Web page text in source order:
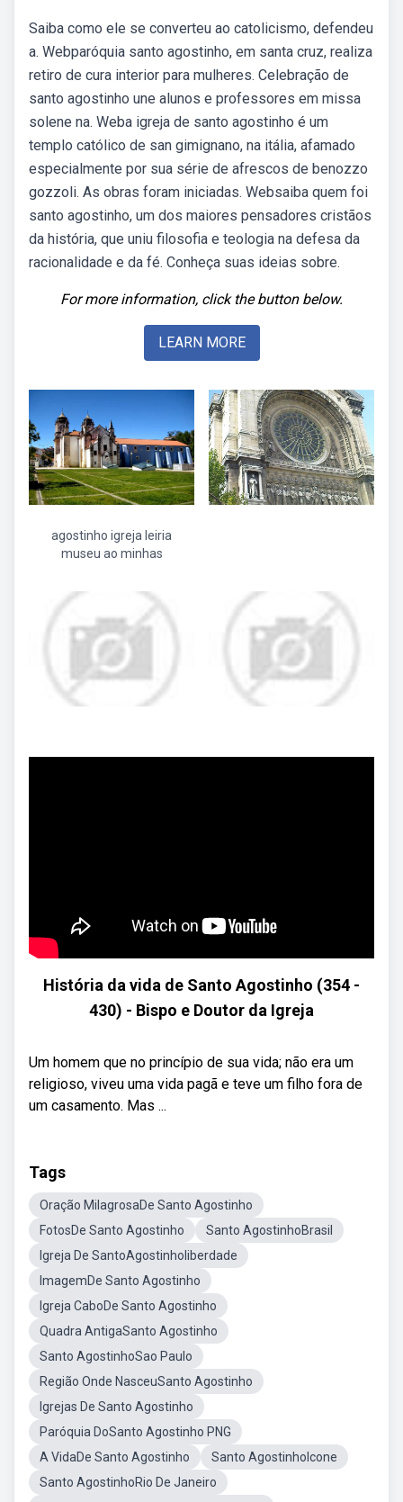
Saiba como ele se converteu ao catolicismo, defendeu
a. Webparóquia santo agostinho, em santa cruz, realiza
retiro de cura interior para mulheres. Celebração de
santo agostinho une alunos e professores em missa
solene na. Weba igreja de santo agostinho é um
templo católico de san gimignano, na itália, afamado
especialmente por sua série de afrescos de benozzo
gozzoli. As obras foram iniciadas. Websaiba quem foi
santo agostinho, um dos maiores pensadores cristãos
da história, que uniu filosofia e teologia na defesa da
racionalidade e da fé. Conheça suas ideias sobre.
For more information, click the button below.
LEARN MORE
agostinho igreja leiria
museu ao minhas
História da vida de Santo Agostinho (354 -
430) - Bispo e Doutor da Igreja
Um homem que no princípio de sua vida; não era um
religioso, viveu uma vida pagã e teve um filho fora de
um casamento. Mas ...
Tags
Oração MilagrosaDe Santo Agostinho
FotosDe Santo Agostinho
Santo AgostinhoBrasil
Igreja De SantoAgostinholiberdade
ImagemDe Santo Agostinho
Igreja CaboDe Santo Agostinho
Quadra AntigaSanto Agostinho
Santo AgostinhoSao Paulo
Região Onde NasceuSanto Agostinho
Igrejas De Santo Agostinho
Paróquia DoSanto Agostinho PNG
A VidaDe Santo Agostinho
Santo AgostinhoIcone
Santo AgostinhoRio De Janeiro